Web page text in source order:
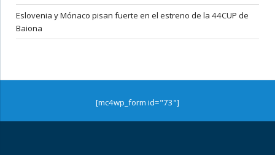
Eslovenia y Mónaco pisan fuerte en el estreno de la 44CUP de
Baiona
[mc4wp_form id="73"]